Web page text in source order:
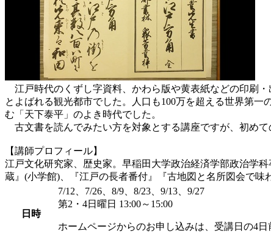
江戸時代のくずし字資料、かわら版や黄表紙などの印刷
とよばれる観光都市でした。人口も100万を超える世界第
む「天下泰平」のよき時代でした。
古文書を読んでみたい方を対象とする講座ですが、初め
【講師プロフィール】
江戸文化研究家、歴史家。早稲田大学政治経済学部政治学
蔵』(小学館)、『江戸の長者番付』『古地図と名所図会で味
日時
7/12、7/26、8/9、8/23、9/13、9/27
第2・4日曜日 13:00～15:00
ホームページからのお申し込みは、受講日の4日